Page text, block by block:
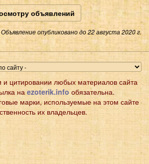
объявлений
Объявление опубликовано до 22 августа 2020 г.
и цитировании любых материалов сайта
наezoterik.info обязательна.
марки, используемые на этом сайте
их владельцев.